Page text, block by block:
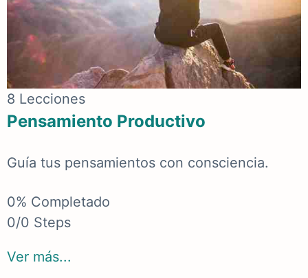
8 Lecciones
Pensamiento Productivo
Guía tus pensamientos con consciencia.
0% Completado
0/0 Steps
Ver más...